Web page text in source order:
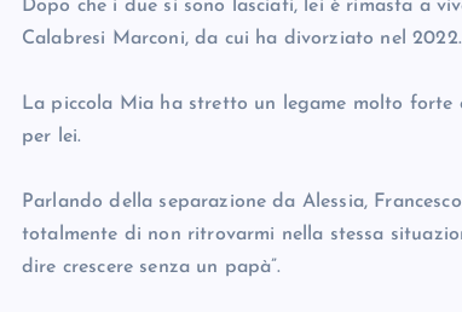
Dopo che i due si sono lasciati, lei è rimasta a
Calabresi Marconi, da cui ha divorziato nel 2022.
La piccola Mia ha stretto un legame molto forte
per lei.
Parlando della separazione da Alessia,
totalmente di non ritrovarmi nella stessa
dire crescere senza un papà”.